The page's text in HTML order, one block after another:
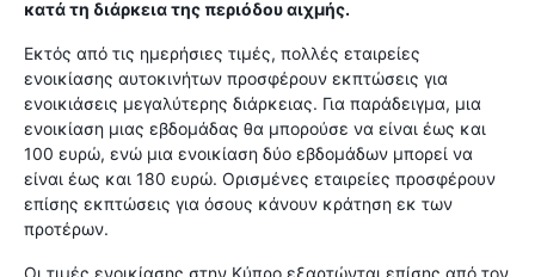
κατά τη διάρκεια της περιόδου αιχμής.
Εκτός από τις ημερήσιες τιμές, πολλές εταιρείες
ενοικίασης αυτοκινήτων προσφέρουν εκπτώσεις για
ενοικιάσεις μεγαλύτερης διάρκειας. Για παράδειγμα, μια
ενοικίαση μιας εβδομάδας θα μπορούσε να είναι έως και
100 ευρώ, ενώ μια ενοικίαση δύο εβδομάδων μπορεί να
είναι έως και 180 ευρώ. Ορισμένες εταιρείες προσφέρουν
επίσης εκπτώσεις για όσους κάνουν κράτηση εκ των
προτέρων.
Οι τιμές ενοικίασης στην Κύπρο εξαρτώνται επίσης από τον